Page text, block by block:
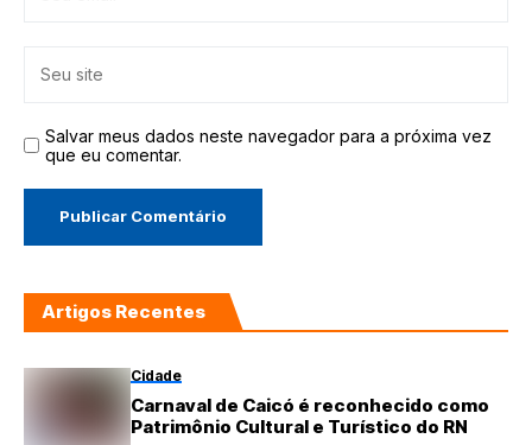
Salvar meus dados neste navegador para a próxima vez
que eu comentar.
Artigos Recentes
Cidade
Carnaval de Caicó é reconhecido como
Patrimônio Cultural e Turístico do RN